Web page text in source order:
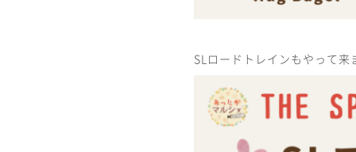
SLロードトレインもやって来